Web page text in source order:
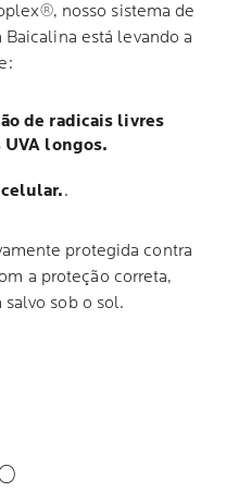
nosso sistema de
está levando a
de radicais livres
longos.
.
protegida contra
a proteção correta,
sob o sol.